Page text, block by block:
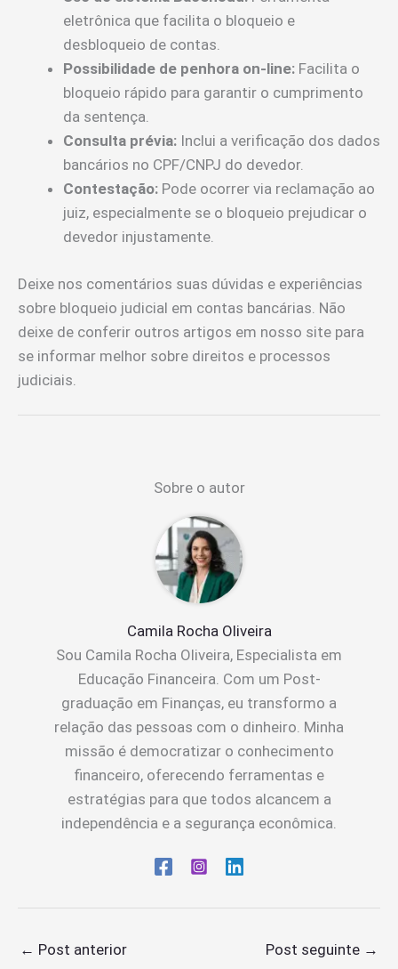
eletrônica que facilita o bloqueio e
desbloqueio de contas.
Possibilidade de penhora on-line: Facilita o
bloqueio rápido para garantir o cumprimento
da sentença.
Consulta prévia: Inclui a verificação dos dados
bancários no CPF/CNPJ do devedor.
Contestação: Pode ocorrer via reclamação ao
juiz, especialmente se o bloqueio prejudicar o
devedor injustamente.
Deixe nos comentários suas dúvidas e experiências
sobre bloqueio judicial em contas bancárias. Não
deixe de conferir outros artigos em nosso site para
se informar melhor sobre direitos e processos
judiciais.
Sobre o autor
Camila Rocha Oliveira
Sou Camila Rocha Oliveira, Especialista em
Educação Financeira. Com um Post-
graduação em Finanças, eu transformo a
relação das pessoas com o dinheiro. Minha
missão é democratizar o conhecimento
financeiro, oferecendo ferramentas e
estratégias para que todos alcancem a
independência e a segurança econômica.
← Post anterior Post seguinte →